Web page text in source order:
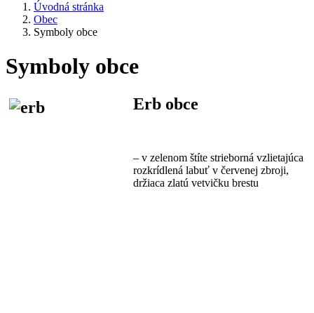
Úvodná stránka
Obec
Symboly obce
Symboly obce
Erb obce
– v zelenom štíte strieborná vzlietajúca
rozkrídlená labuť v červenej zbroji,
držiaca zlatú vetvičku brestu